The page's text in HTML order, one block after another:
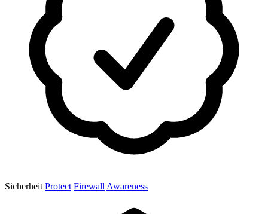
Sicherheit Protect Firewall Awareness